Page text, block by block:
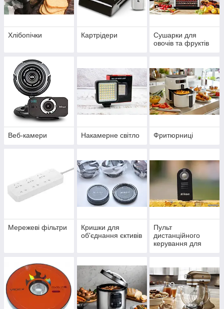
Хлібопічки Картрідери
Сушарки для
овочів та фруктів
Веб-камери Накамерне світло Фритюрниці
Мережеві фільтри
Кришки для
об'єднання єктивів
Пульт
дистанційного
керування для